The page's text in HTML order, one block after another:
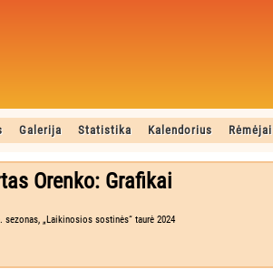
Galerija Statistika Kalendorius Rėmėjai
Orenko: Grafikai
sezonas, „Laikinosios sostinės“ taurė 2024